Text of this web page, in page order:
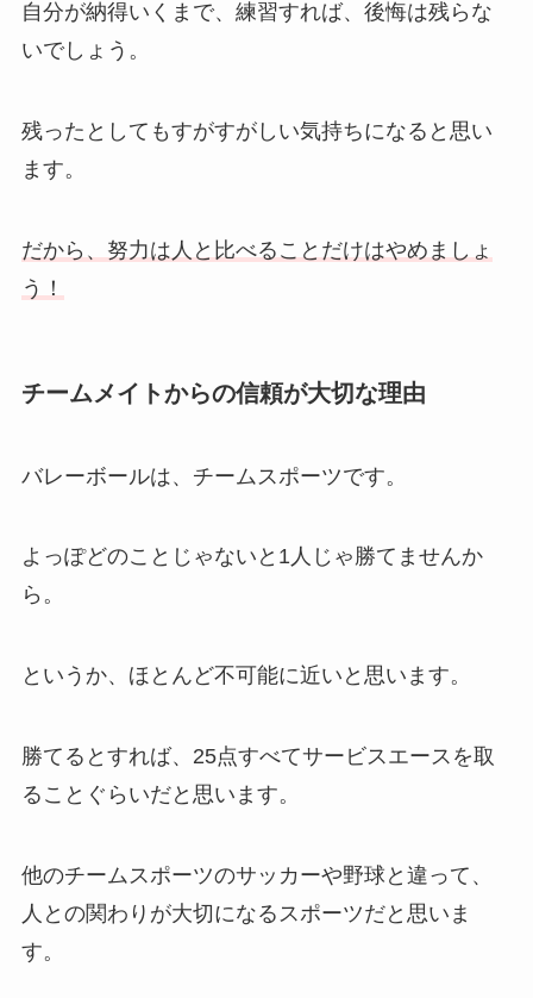
自分が納得いくまで、練習すれば、後悔は残らな
いでしょう。
残ったとしてもすがすがしい気持ちになると思い
ます。
だから、努力は人と比べることだけはやめましょ
う！
チームメイトからの信頼が大切な理由
バレーボールは、チームスポーツです。
よっぽどのことじゃないと1人じゃ勝てませんか
ら。
というか、ほとんど不可能に近いと思います。
勝てるとすれば、25点すべてサービスエースを取
ることぐらいだと思います。
他のチームスポーツのサッカーや野球と違って、
人との関わりが大切になるスポーツだと思いま
す。